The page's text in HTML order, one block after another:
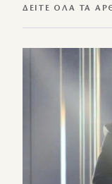
ΔΕΊΤΕ ΌΛΑ ΤΑ